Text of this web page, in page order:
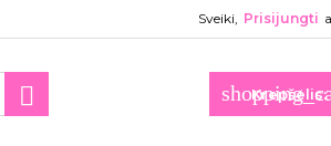
Sveiki, Prisijungti
Krepšelis:
